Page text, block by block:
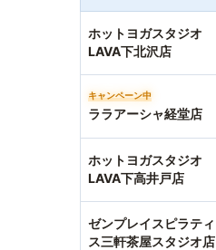
ホットヨガスタジオ
LAVA下北沢店
キャンペーン中
ララアーシャ経堂店
ホットヨガスタジオ
LAVA下高井戸店
ゼンプレイスピラティ
ス三軒茶屋スタジオ店